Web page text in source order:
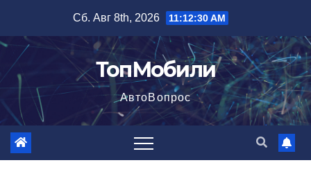
содержимому
Сб. Авг 8th, 2026 11:12:32 AM
ТопМобили
АвтоВопрос